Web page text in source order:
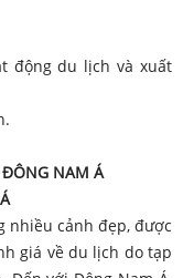
động du lịch và xuất
ĐÔNG NAM Á
nhiều cảnh đẹp, được
giá về du lịch do tạp